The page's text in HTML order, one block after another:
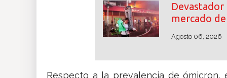
mercado
Agosto 06, 2026
Respecto a la prevalencia de